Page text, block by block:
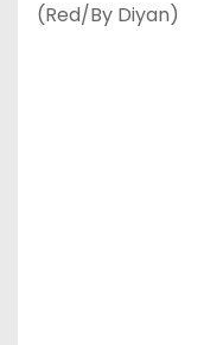
(Red/By Diyan)